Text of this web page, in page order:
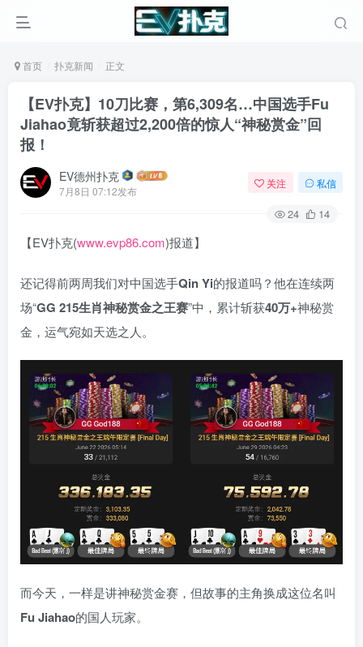
首页 扑克新闻 正文
【EV扑克】10刀比赛，第6,309名…中国选手Fu
Jiahao竟斩获超过2,200倍的惊人“神秘赏金”回
报！
EV德州扑克
7月8日 07:12发布
关注 私信
24 14
【EV扑克(www.evp86.com)报道】
还记得前两周我们对中国选手Qin Yi的报道吗？他在连续两
场“GG 215生肖神秘赏金之王赛”中，累计斩获40万+神秘赏
金，运气宛如天选之人。
而今天，一样是讲神秘赏金赛，但故事的主角换成这位名叫
Fu Jiahao的国人玩家。